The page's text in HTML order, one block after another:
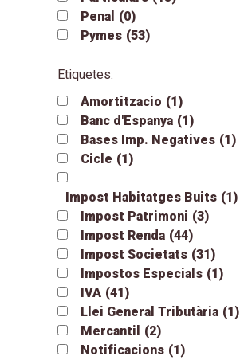
Penal (0)
Pymes (53)
Etiquetes:
Amortitzacio (1)
Banc d'Espanya (1)
Bases Imp. Negatives (1)
Cicle (1)
Impost Habitatges Buits (1)
Impost Patrimoni (3)
Impost Renda (44)
Impost Societats (31)
Impostos Especials (1)
IVA (41)
Llei General Tributària (1)
Mercantil
(2)
Notificacions (1)